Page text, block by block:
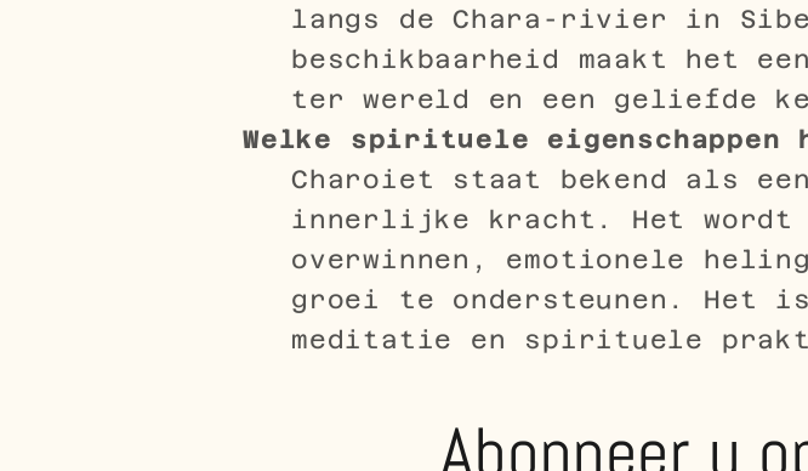
langs de Chara-rivier in
beschikbaarheid maakt het
ter wereld en een geliefde
Welke spirituele eigenschappen
Charoiet staat bekend als
innerlijke kracht. Het wordt
overwinnen, emotionele
groei te ondersteunen. Het
meditatie en spirituele
Abonneer u